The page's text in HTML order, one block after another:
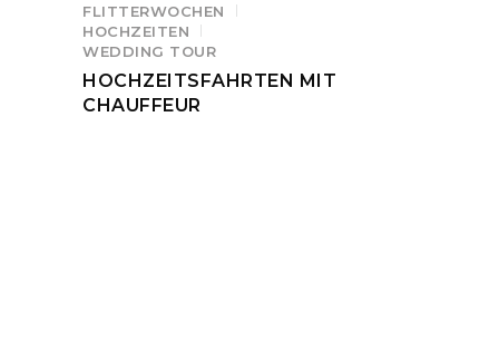
FLITTERWOCHEN
HOCHZEITEN
WEDDING TOUR
HOCHZEITSFAHRTEN MIT
CHAUFFEUR